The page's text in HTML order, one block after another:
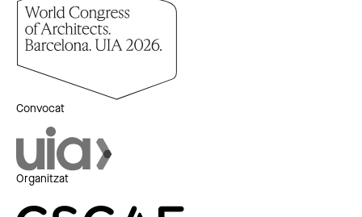
Convocat
Organitzat